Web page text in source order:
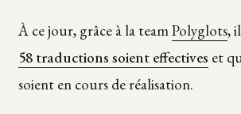
À ce jour, grâce à la teamPolyglots,
58 traductions soient effectives et
soient en cours de réalisation.